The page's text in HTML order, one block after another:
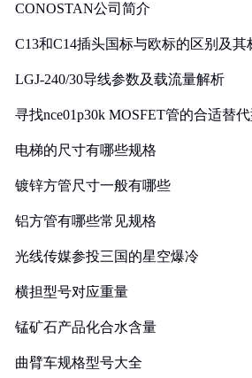
CONOSTAN公司简介
C13和C14插头国标与欧标的区别及其
LGJ-240/30导线参数及载流量解析
寻找nce01p30k MOSFET管的合适替
电梯的尺寸有哪些规格
镀锌方管尺寸一般有哪些
铝方管有哪些常见规格
光线传媒参投三国的星空爆冷
横担型号对应重量
锰矿石产品化合水含量
曲臂车规格型号大全